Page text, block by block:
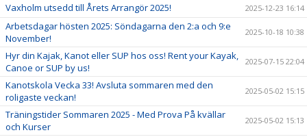
Vaxholm utsedd till Årets Arrangör 2025! 2025-12-23 16:14
Arbetsdagar hösten 2025: Söndagarna den 2:a och 9:e
November!
2025-10-18 10:38
Hyr din Kajak, Kanot eller SUP hos oss! Rent your Kayak,
Canoe or SUP by us!
2025-07-15 22:04
Kanotskola Vecka 33! Avsluta sommaren med den
roligaste veckan!
2025-05-02 15:15
Träningstider Sommaren 2025 - Med Prova På kvällar
och Kurser
2025-05-02 15:13